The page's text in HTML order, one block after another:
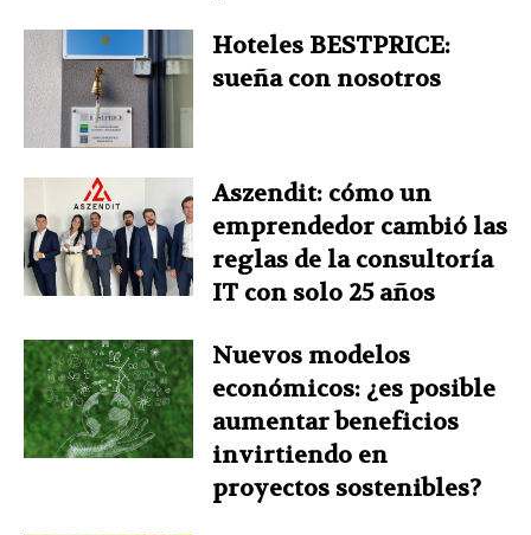
Hoteles BESTPRICE:
sueña con nosotros
Aszendit: cómo un
emprendedor cambió las
reglas de la consultoría
IT con solo 25 años
Nuevos modelos
económicos: ¿es posible
aumentar beneficios
invirtiendo en
proyectos sostenibles?